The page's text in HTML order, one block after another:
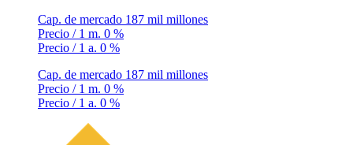
Cap. de mercado 187 mil millones
Precio / 1 m. 0 %
Precio / 1 a. 0 %
Cap. de mercado 187 mil millones
Precio / 1 m. 0 %
Precio / 1 a. 0 %